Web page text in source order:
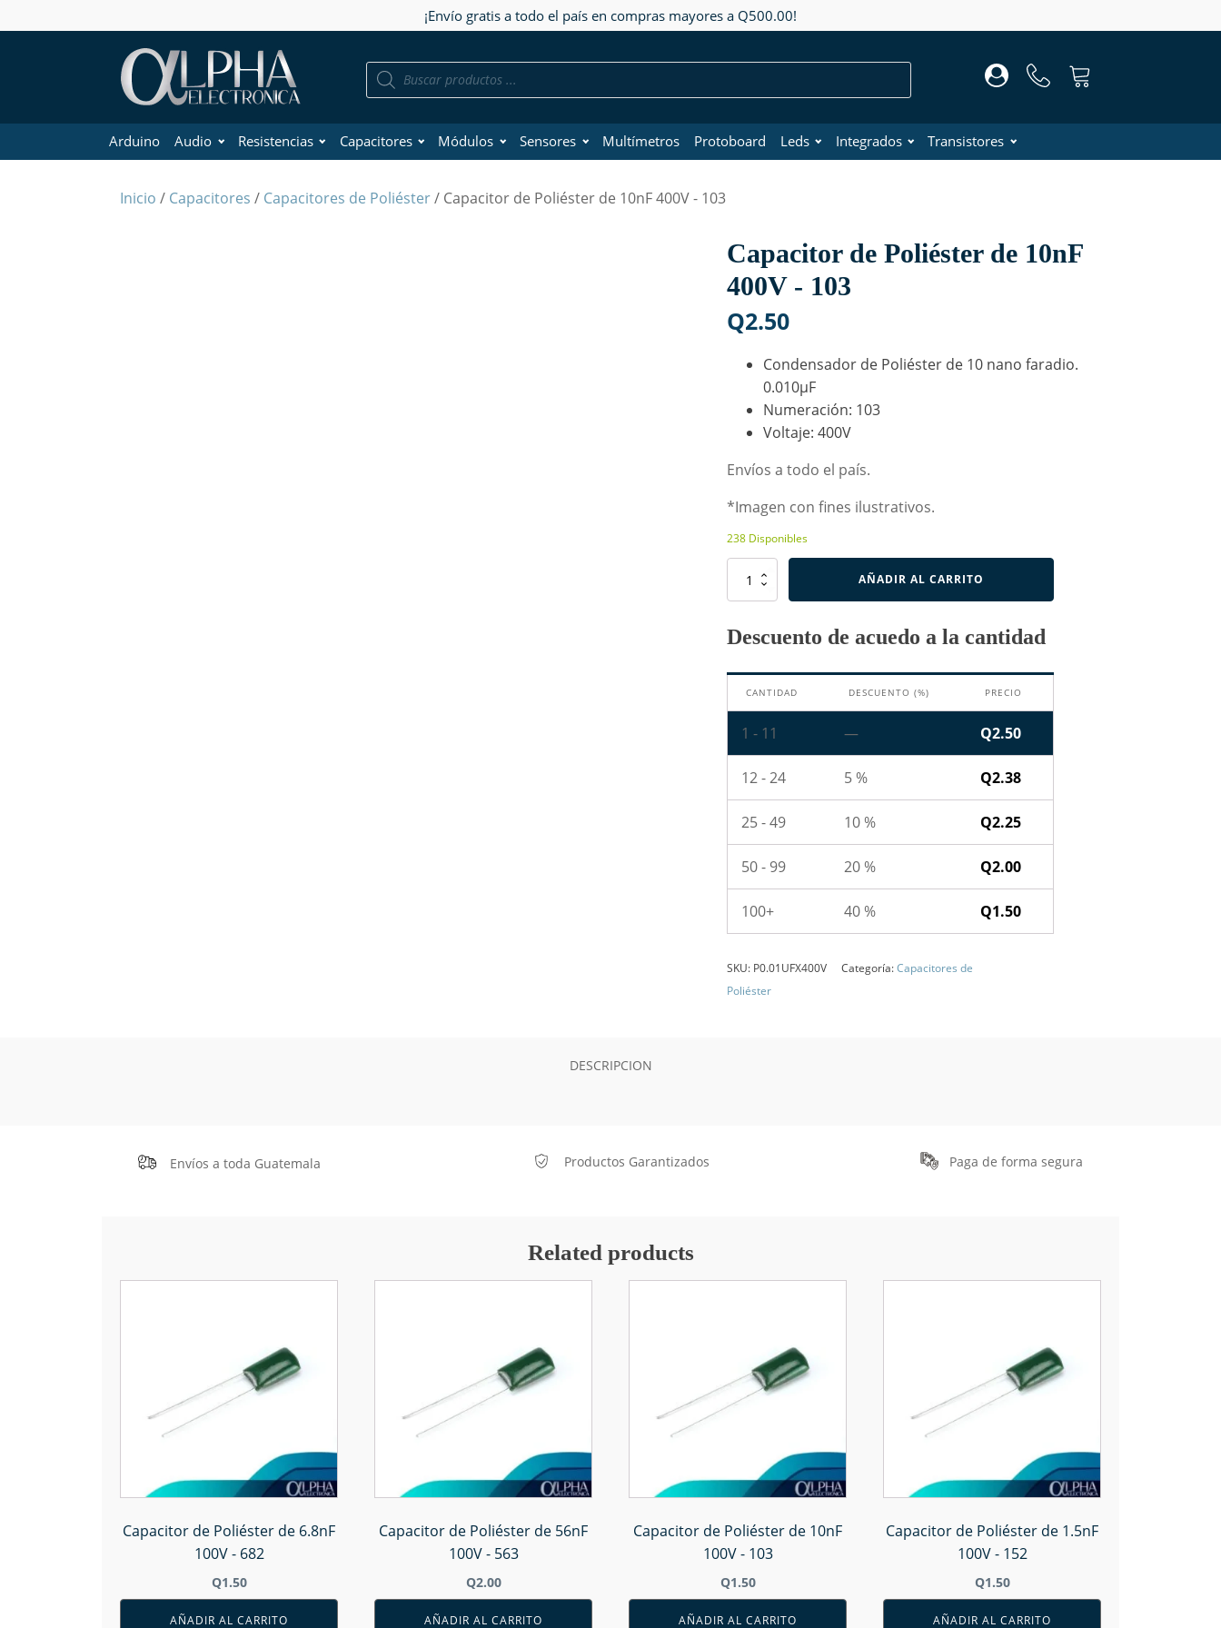
¡Envío gratis a todo el país en compras mayores a Q500.00!
Búsqueda
Arduino Audio Resistencias Capacitores Módulos Sensores Multímetros Protoboard Leds Integrados Transistores
Inicio / Capacitores / Capacitores de Poliéster/ Capacitor de Poliéster de 10nF 400V - 103
Capacitor de Poliéster de 10nF
400V - 103
Q2.50
Condensador de Poliéster de 10 nano faradio.
0.010µF
Numeración: 103
Voltaje: 400V
Envíos a todo el país.
*Imagen con fines ilustrativos.
238 Disponibles
Capacitor
10nF
-
cantidad
AÑADIR AL CARRITO
Descuento de acuedo a la cantidad
CANTIDAD DESCUENTO (%) PRECIO
1 - 11 — Q2.50
12 - 24 5 % Q2.38
25 - 49 10 % Q2.25
50 - 99 20 % Q2.00
100+ 40 % Q1.50
SKU: P0.01UFX400V Categoría:Capacitores de
Poliéster
DESCRIPCION
Envíos a toda Guatemala Productos Garantizados Paga de forma segura
Related products
Capacitor de Poliéster de 6.8nF
100V - 682
Q1.50
AÑADIR AL CARRITO
Capacitor de Poliéster de 56nF
100V - 563
Q2.00
AÑADIR AL CARRITO
Capacitor de Poliéster de 10nF
100V - 103
Q1.50
AÑADIR AL CARRITO
Capacitor de Poliéster de 1.5nF
100V - 152
Q1.50
AÑADIR AL CARRITO